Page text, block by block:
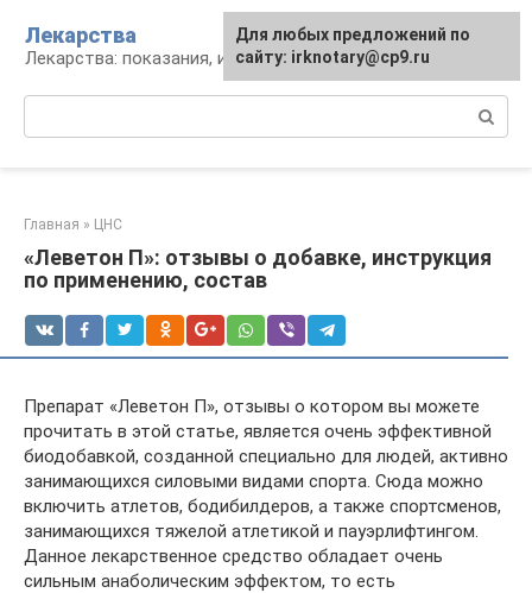
контенту
Лекарства
Лекарства: показания, инструкция, аналоги
Главная » ЦНС
«Леветон П»: отзывы о добавке, инструкция
по применению, состав
Препарат «Леветон П», отзывы о котором вы можете
прочитать в этой статье, является очень эффективной
биодобавкой, созданной специально для людей, активно
занимающихся силовыми видами спорта. Сюда можно
включить атлетов, бодибилдеров, а также спортсменов,
занимающихся тяжелой атлетикой и пауэрлифтингом.
Данное лекарственное средство обладает очень
сильным анаболическим эффектом, то есть
Для любых предложений по
сайту: irknotary@cp9.ru